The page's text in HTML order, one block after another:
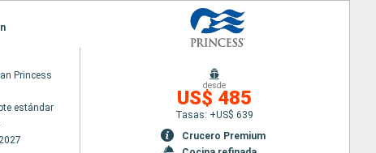
Princess
estándar
desde
US$ 485
Tasas: +US$ 639
Crucero Premium